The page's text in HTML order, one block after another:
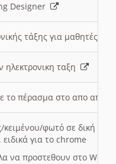
Designer
τάξης για μαθητές
ταξη
το πέρασμα στο απο
κειμένου/φωτό σε δική
για το chrome
να προστεθουν στο Word